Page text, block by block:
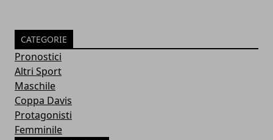
CATEGORIE
Pronostici
Altri Sport
Maschile
Coppa Davis
Protagonisti
Femminile